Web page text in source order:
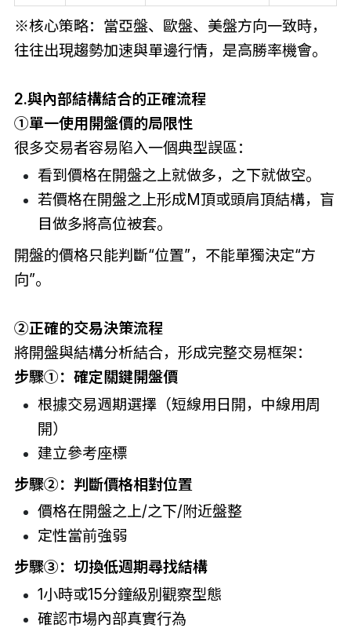
※核心策略：當亞盤、歐盤、美盤方向一致時，
往往出現趨勢加速與單邊行情，是高勝率機會。
2.與內部結構結合的正確流程
①單一使用開盤價的局限性
很多交易者容易陷入一個典型誤區：
看到價格在開盤之上就做多，之下就做空。
若價格在開盤之上形成M頂或頭肩頂結構，盲
目做多將高位被套。
開盤的價格只能判斷“位置”，不能單獨決定“方
向”。
②正確的交易決策流程
將開盤與結構分析結合，形成完整交易框架：
步驟①：確定關鍵開盤價
根據交易週期選擇（短線用日開，中線用周
開）
建立參考座標
步驟②：判斷價格相對位置
價格在開盤之上/之下/附近盤整
定性當前強弱
步驟③：切換低週期尋找結構
1小時或15分鐘級別觀察型態
確認市場內部真實行為